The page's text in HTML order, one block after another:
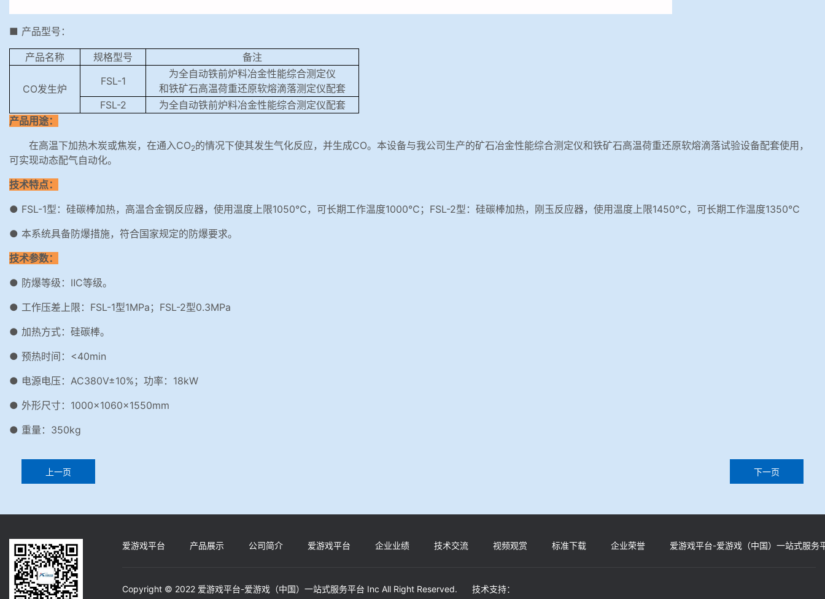
■ 产品型号：
产品名称 规格型号 备注
CO发生炉
FSL-1
为全自动铁前炉料冶金性能综合测定仪
和铁矿石高温荷重还原软熔滴落测定仪配套
FSL-2
为全自动铁前炉料冶金性能综合测定仪配套
产品用途：
在高温下加热木炭或焦炭，在通入CO2的情况下使其发生气化反应，并生成CO。本设备与我公司生产的矿石冶金性能综合测定仪和铁矿石高温荷重还原软熔滴落试验设备配套使用，
可实现动态配气自动化。
技术特点：
● FSL-1型：硅碳棒加热，高温合金钢反应器，使用温度上限1050℃，可长期工作温度1000℃；FSL-2型：硅碳棒加热，刚玉反应器，使用温度上限1450℃，可长期工作温度1350℃
● 本系统具备防爆措施，符合国家规定的防爆要求。
技术参数：
● 防爆等级：ⅡC等级。
● 工作压差上限：FSL-1型1MPa；FSL-2型0.3MPa
● 加热方式：硅碳棒。
● 预热时间：<40min
● 电源电压：AC380V±10%；功率：18kW
● 外形尺寸：1000×1060×1550mm
● 重量：350kg
上一页 下一页
爱游戏平台 产品展示 公司简介 爱游戏平台 企业业绩 技术交流 视频观赏 标准下载 企业荣誉 爱游戏平台-爱游戏（中国）一站式服务
Copyright © 2022 爱游戏平台-爱游戏（中国）一站式服务平台 Inc All Right Reserved. 技术支持：